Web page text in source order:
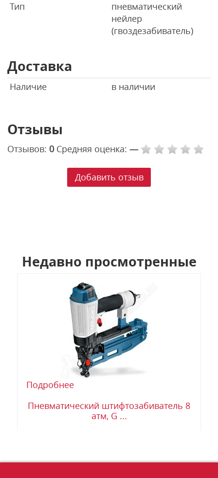
Тип
пневматический
нейлер
(гвоздезабиватель)
Доставка
Наличие в наличии
Отзывы
Отзывов: 0 Средняя оценка: —
Добавить отзыв
Недавно просмотренные
Подробнее
Пневматический штифтозабиватель 8
атм, G ...